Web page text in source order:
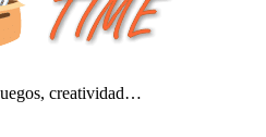
creatividad…